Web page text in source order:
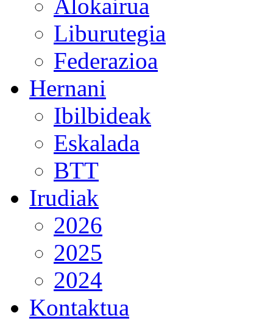
Alokairua
Liburutegia
Federazioa
Hernani
Ibilbideak
Eskalada
BTT
Irudiak
2026
2025
2024
Kontaktua